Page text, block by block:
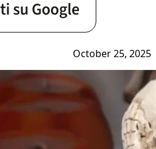
October 25, 2025